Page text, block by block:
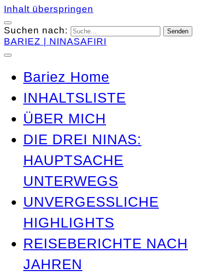
Inhalt überspringen
Suchen nach:
BARIEZ | NINASAFIRI
Bariez Home
INHALTSLISTE
ÜBER MICH
DIE DREI NINAS:
HAUPTSACHE
UNTERWEGS
UNVERGESSLICHE
HIGHLIGHTS
REISEBERICHTE NACH
JAHREN